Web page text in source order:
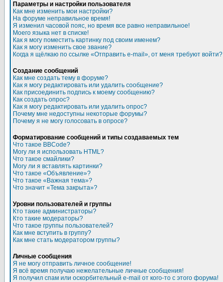
Параметры и настройки пользователя
Как мне изменить мои настройки?
На форуме неправильное время!
Я изменил часовой пояс, но время все равно неправильное!
Моего языка нет в списке!
Как я могу поместить картинку под своим именем?
Как я могу изменить свое звание?
Когда я щёлкаю по ссылке «Отправить e-mail», от меня требуют войти?
Создание сообщений
Как мне создать тему в форуме?
Как я могу редактировать или удалить сообщение?
Как присоединить подпись к моему сообщению?
Как создать опрос?
Как я могу редактировать или удалить опрос?
Почему мне недоступны некоторые форумы?
Почему я не могу голосовать в опросе?
Форматирование сообщений и типы создаваемых тем
Что такое BBCode?
Могу ли я использовать HTML?
Что такое смайлики?
Могу ли я вставлять картинки?
Что такое «Объявление»?
Что такое «Важная тема»?
Что значит «Тема закрыта»?
Уровни пользователей и группы
Кто такие администраторы?
Кто такие модераторы?
Что такое группы пользователей?
Как мне вступить в группу?
Как мне стать модератором группы?
Личные сообщения
Я не могу отправить личное сообщение!
Я всё время получаю нежелательные личные сообщения!
Я получил спам или оскорбительный e-mail от кого-то с этого форума!